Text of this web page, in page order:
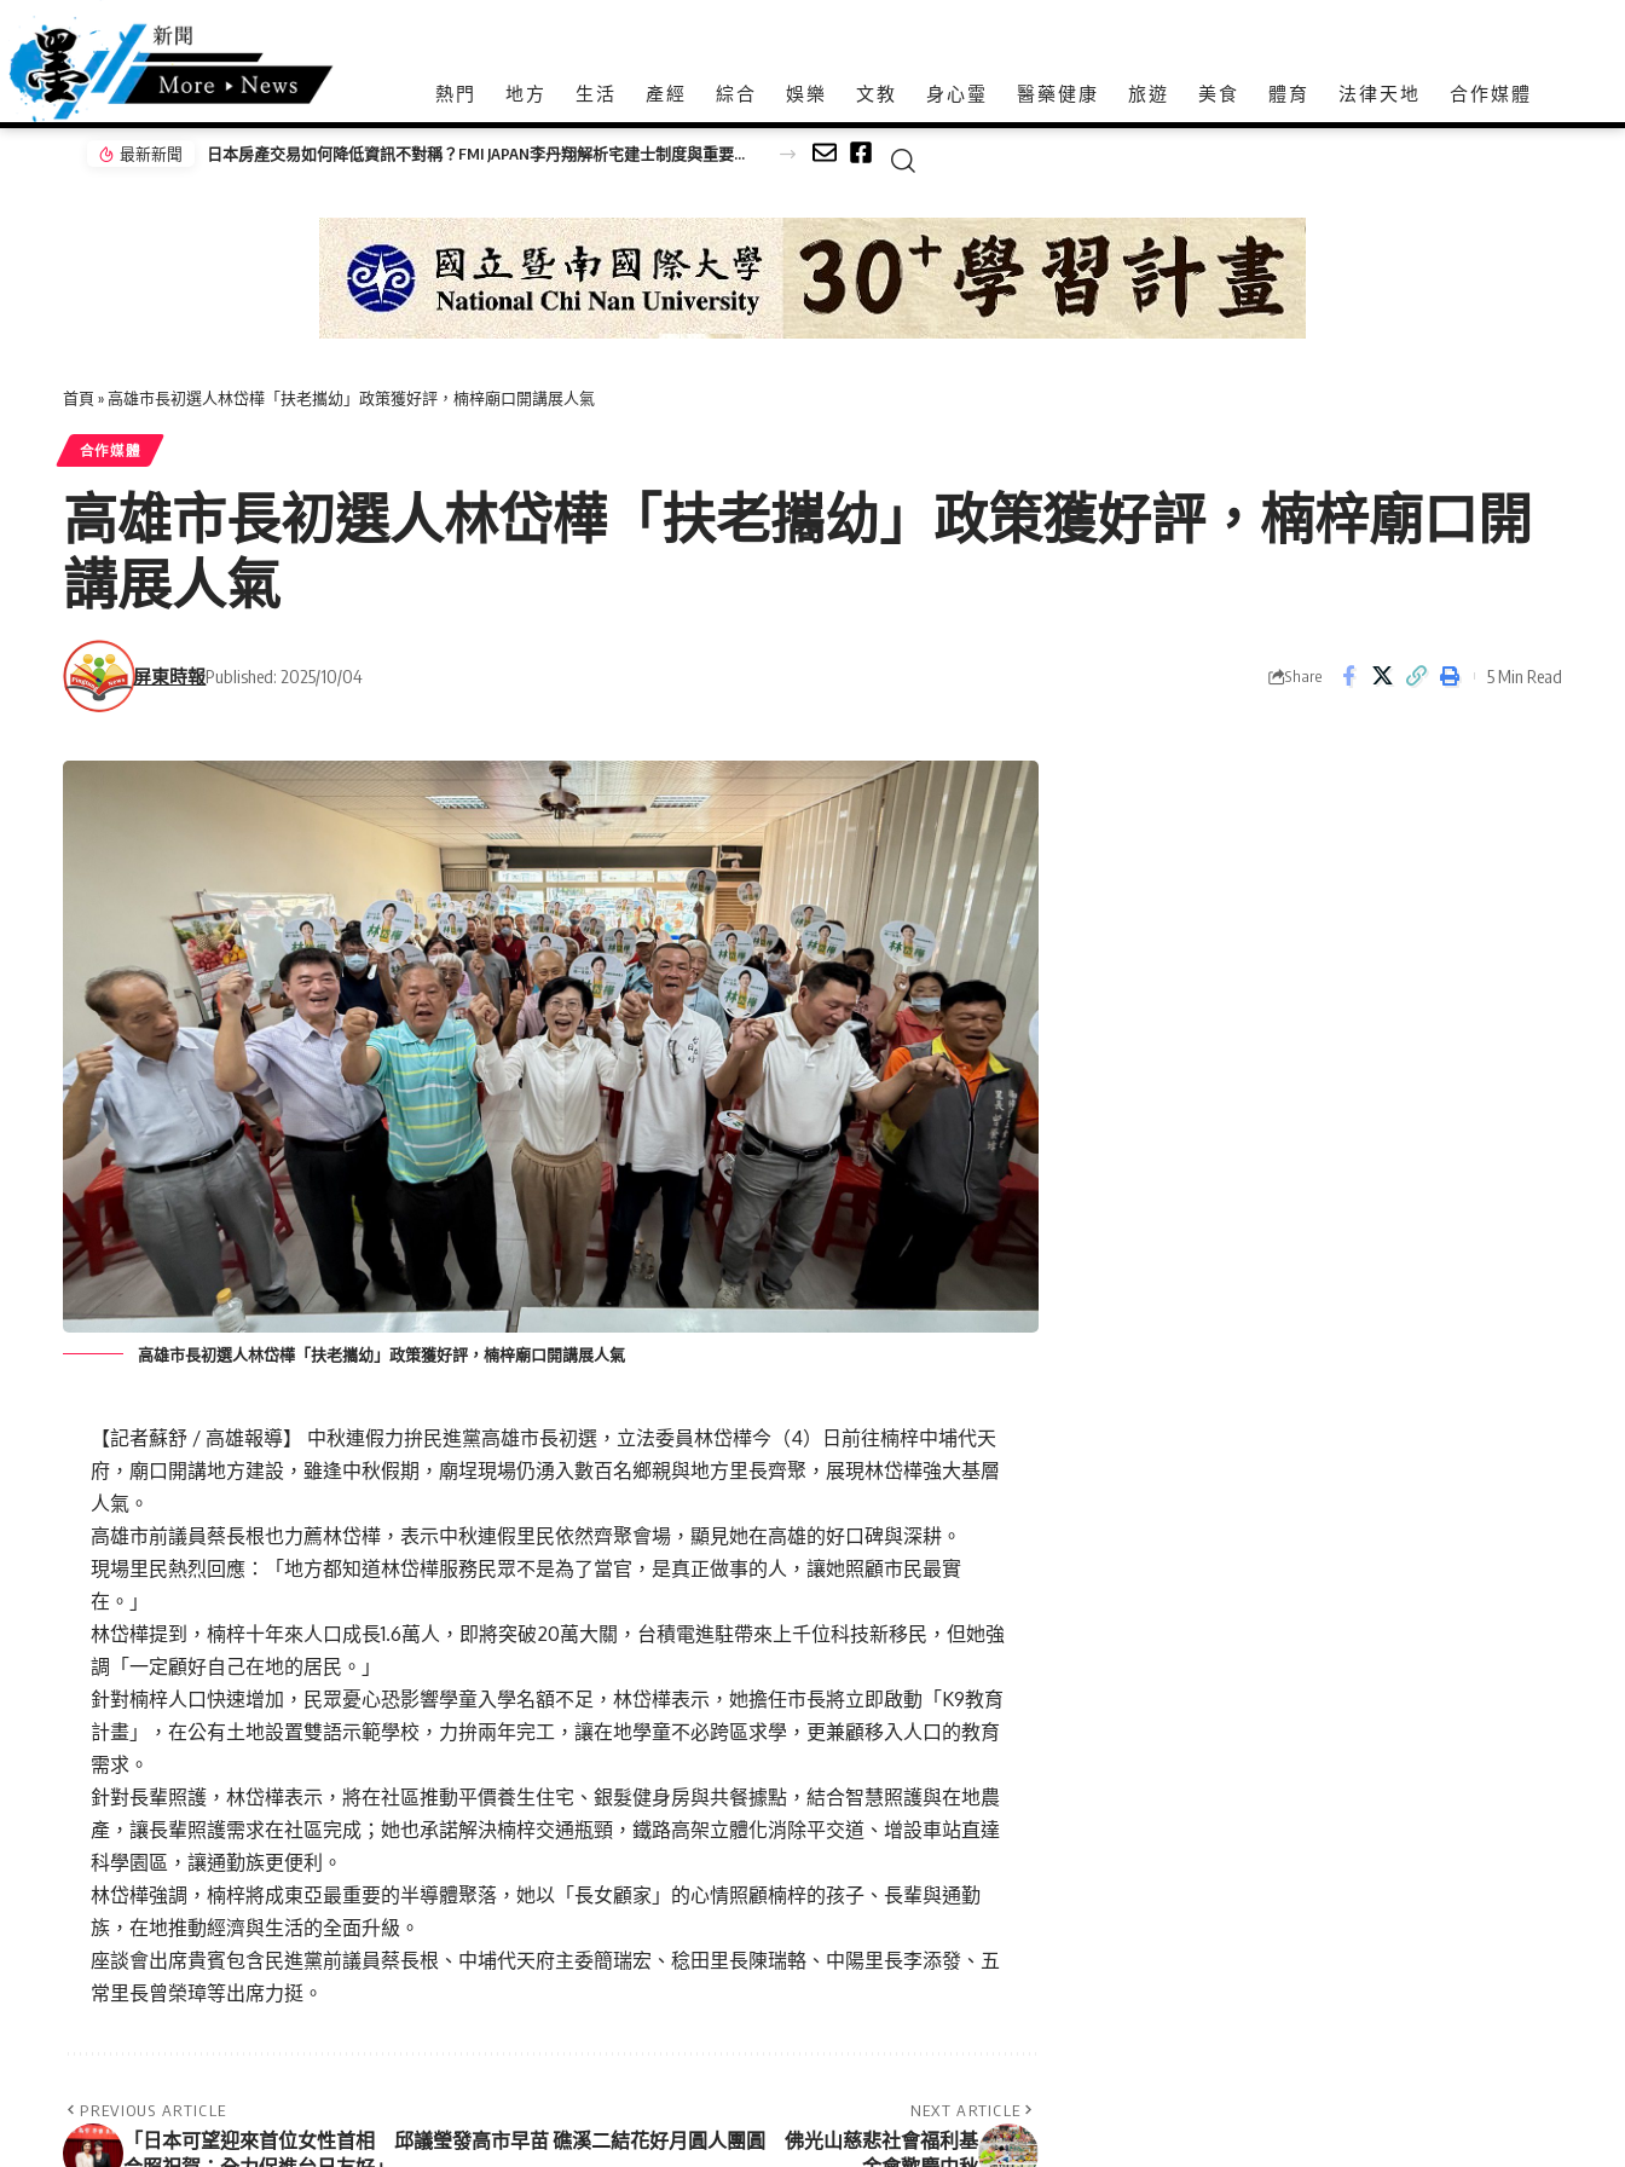
熱門 地方 生活 產經 綜合 娛樂 文教 身心𩆜 醫藥健康 旅遊 美食 體育 法律天地 合作媒體
最新新聞 日本房產交易如何降低資訊不對稱？FMI JAPAN李丹翔解析宅建士制度與重要事項說明
首頁 »高雄市長初選人林岱樺「扶老攜幼」政策獲好評，楠梓廟口開講展人氣
合作媒體
高雄市長初選人林岱樺「扶老攜幼」政策獲好評，楠梓廟口開
講展人氣
屏東時報Published: 2025/10/04 Share 5 Min Read
高雄市長初選人林岱樺「扶老攜幼」政策獲好評，楠梓廟口開講展人氣
【記者蘇舒 / 高雄報導】 中秋連假力拚民進黨高雄市長初選，立法委員林岱樺今（4）日前往楠梓中埔代天
府，廟口開講地方建設，雖逢中秋假期，廟埕現場仍湧入數百名鄉親與地方里長齊聚，展現林岱樺強大基層
人氣。
高雄市前議員蔡長根也力薦林岱樺，表示中秋連假里民依然齊聚會場，顯見她在高雄的好口碑與深耕。
現場里民熱烈回應：「地方都知道林岱樺服務民眾不是為了當官，是真正做事的人，讓她照顧市民最實
在。」
林岱樺提到，楠梓十年來人口成長1.6萬人，即將突破20萬大關，台積電進駐帶來上千位科技新移民，但她強
調「一定顧好自己在地的居民。」
針對楠梓人口快速增加，民眾憂心恐影響學童入學名額不足，林岱樺表示，她擔任市長將立即啟動「K9教育
計畫」，在公有土地設置雙語示範學校，力拚兩年完工，讓在地學童不必跨區求學，更兼顧移入人口的教育
需求。
針對長輩照護，林岱樺表示，將在社區推動平價養生住宅、銀髮健身房與共餐據點，結合智慧照護與在地農
產，讓長輩照護需求在社區完成；她也承諾解決楠梓交通瓶頸，鐵路高架立體化消除平交道、增設車站直達
科學園區，讓通勤族更便利。
林岱樺強調，楠梓將成東亞最重要的半導體聚落，她以「長女顧家」的心情照顧楠梓的孩子、長輩與通勤
族，在地推動經濟與生活的全面升級。
座談會出席貴賓包含民進黨前議員蔡長根、中埔代天府主委簡瑞宏、稔田里長陳瑞輅、中陽里長李添發、五
常里長曾榮璋等出席力挺。
PREVIOUS ARTICLE
「日本可望迎來首位女性首相 邱議瑩發高市早苗
NEXT ARTICLE
礁溪二結花好月圓人團圓 佛光山慈悲社會福利基